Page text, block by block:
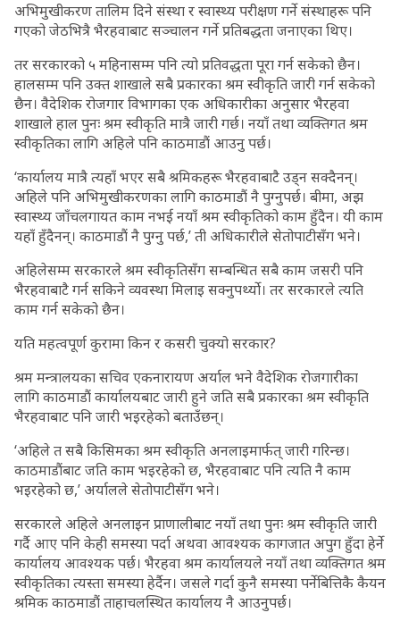
अभिमुखीकरण तालिम दिने संस्था र स्वास्थ्य परीक्षण गर्ने संस्थाहरू पनि
गएको जेठभित्रै भैरहवाबाट सञ्चालन गर्ने प्रतिबद्धता जनाएका थिए।
तर सरकारको ५ महिनासम्म पनि त्यो प्रतिवद्धता पूरा गर्न सकेको छैन।
हालसम्म पनि उक्त शाखाले सबै प्रकारका श्रम स्वीकृति जारी गर्न सकेको
छैन। वैदेशिक रोजगार विभागका एक अधिकारीका अनुसार भैरहवा
शाखाले हाल पुनः श्रम स्वीकृति मात्रै जारी गर्छ। नयाँ तथा व्यक्तिगत श्रम
स्वीकृतिका लागि अहिले पनि काठमाडौं आउनु पर्छ।
‘कार्यालय मात्रै त्यहाँ भएर सबै श्रमिकहरू भैरहवाबाटै उड्न सक्दैनन्।
अहिले पनि अभिमुखीकरणका लागि काठमाडौं नै पुग्नुपर्छ। बीमा, अझ
स्वास्थ्य जाँचलगायत काम नभई नयाँ श्रम स्वीकृतिको काम हुँदैन। यी काम
यहाँ हुँदैनन्। काठमाडौं नै पुग्नु पर्छ,’ ती अधिकारीले सेतोपाटीसँग भने।
अहिलेसम्म सरकारले श्रम स्वीकृतिसँग सम्बन्धित सबै काम जसरी पनि
भैरहवाबाटै गर्न सकिने व्यवस्था मिलाइ सक्नुपर्थ्यो। तर सरकारले त्यति
काम गर्न सकेको छैन।
यति महत्वपूर्ण कुरामा किन र कसरी चुक्यो सरकार?
श्रम मन्त्रालयका सचिव एकनारायण अर्याल भने वैदेशिक रोजगारीका
लागि काठमाडौं कार्यालयबाट जारी हुने जति सबै प्रकारका श्रम स्वीकृति
भैरहवाबाट पनि जारी भइरहेको बताउँछन्।
‘अहिले त सबै किसिमका श्रम स्वीकृति अनलाइमार्फत् जारी गरिन्छ।
काठमाडौंबाट जति काम भइरहेको छ, भैरहवाबाट पनि त्यति नै काम
भइरहेको छ,’ अर्यालले सेतोपाटीसँग भने।
सरकारले अहिले अनलाइन प्राणालीबाट नयाँ तथा पुनः श्रम स्वीकृति जारी
गर्दै आए पनि केही समस्या पर्दा अथवा आवश्यक कागजात अपुग हुँदा हेर्ने
कार्यालय आवश्यक पर्छ। भैरहवा श्रम कार्यालयले नयाँ तथा व्यक्तिगत श्रम
स्वीकृतिका त्यस्ता समस्या हेर्दैन। जसले गर्दा कुनै समस्या पर्नेबित्तिकै कैयन
श्रमिक काठमाडौं ताहाचलस्थित कार्यालय नै आउनुपर्छ।